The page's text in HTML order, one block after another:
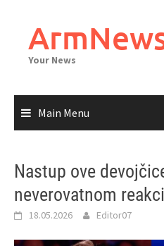
content
Your News
Main Menu
Nastup ove
neverovatnom
18.05.2026 Editor07